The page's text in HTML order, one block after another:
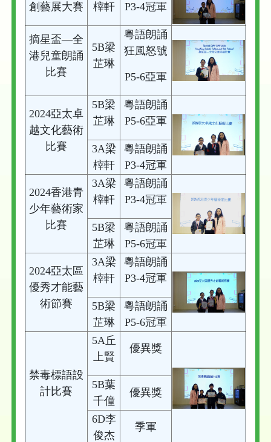
創藝展大賽
榟軒
P3-4冠軍
摘星盃—全
港兒童朗誦
比賽
5B梁
芷琳
粵語朗誦
狂風怒號
P5-6亞軍
2024亞太卓
越文化藝術
比賽
5B梁
芷琳
粵語朗誦
P5-6亞軍
3A梁
榟軒
粵語朗誦
P3-4冠軍
2024香港青
少年藝術家
比賽
3A梁
榟軒
粵語朗誦
P3-4冠軍
5B梁
芷琳
粵語朗誦
P5-6冠軍
2024亞太區
優秀才能藝
術節賽
3A梁
榟軒
粵語朗誦
P3-4冠軍
5B梁
芷琳
粵語朗誦
P5-6冠軍
禁毒標語設
計比賽
5A丘
上賢
優異獎
5B葉
千僮
優異獎
6D李
俊杰
季軍